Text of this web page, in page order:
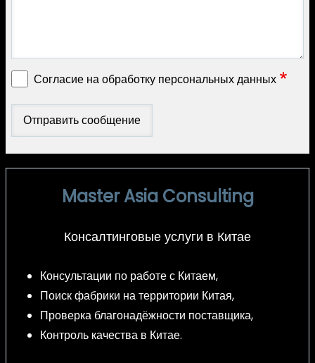
Согласие на обработку персональных данных
Master Asia Consulting
Консалтинговые услуги в Китае
Консультации по работе с Китаем,
Поиск фабрики на территории Китая,
Проверка благонадёжности поставщика,
Контроль качества в Китае.